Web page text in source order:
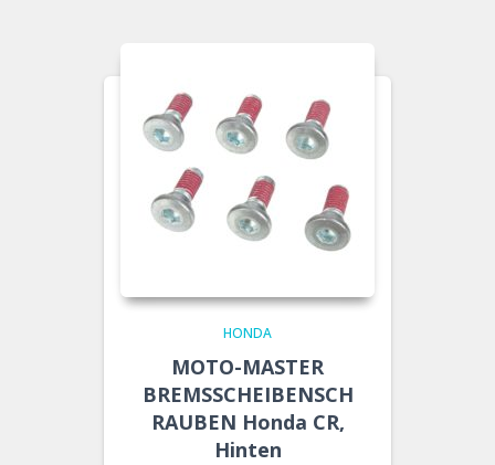
HONDA
MOTO-MASTER
BREMSSCHEIBENSCH
RAUBEN Honda CR,
Hinten